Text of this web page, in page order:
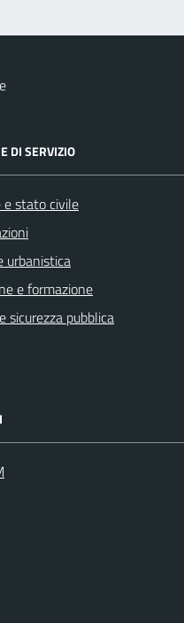
DI SERVIZIO
e stato civile
urbanistica
e formazione
sicurezza pubblica